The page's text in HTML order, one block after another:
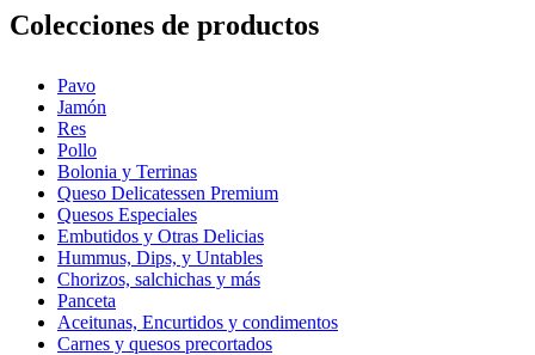
Colecciones de productos
Pavo
Jamón
Res
Pollo
Bolonia y Terrinas
Queso Delicatessen Premium
Quesos Especiales
Embutidos y Otras Delicias
Hummus, Dips, y Untables
Chorizos, salchichas y más
Panceta
Aceitunas, Encurtidos y condimentos
Carnes y quesos precortados